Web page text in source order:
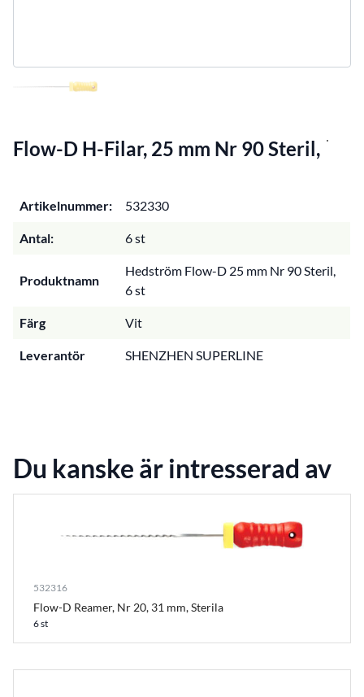
Flow-D H-Filar, 25 mm Nr 90 Steril,
Artikelnummer: 532330
Antal: 6 st
Produktnamn
Hedström Flow-D 25 mm Nr 90 Steril,
6 st
Färg Vit
Leverantör SHENZHEN SUPERLINE
Du kanske är intresserad av
532316
Flow-D Reamer, Nr 20, 31 mm, Sterila
6 st